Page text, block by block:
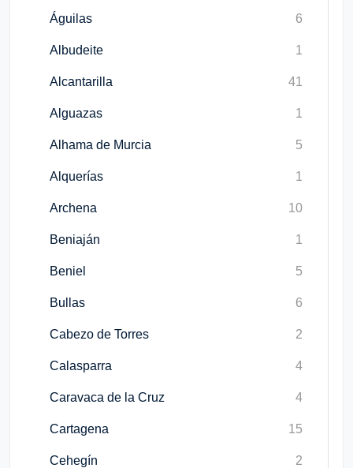
Águilas 6
Albudeite 1
Alcantarilla 41
Alguazas 1
Alhama de Murcia 5
Alquerías 1
Archena 10
Beniaján 1
Beniel 5
Bullas 6
Cabezo de Torres 2
Calasparra 4
Caravaca de la Cruz 4
Cartagena 15
Cehegín 2